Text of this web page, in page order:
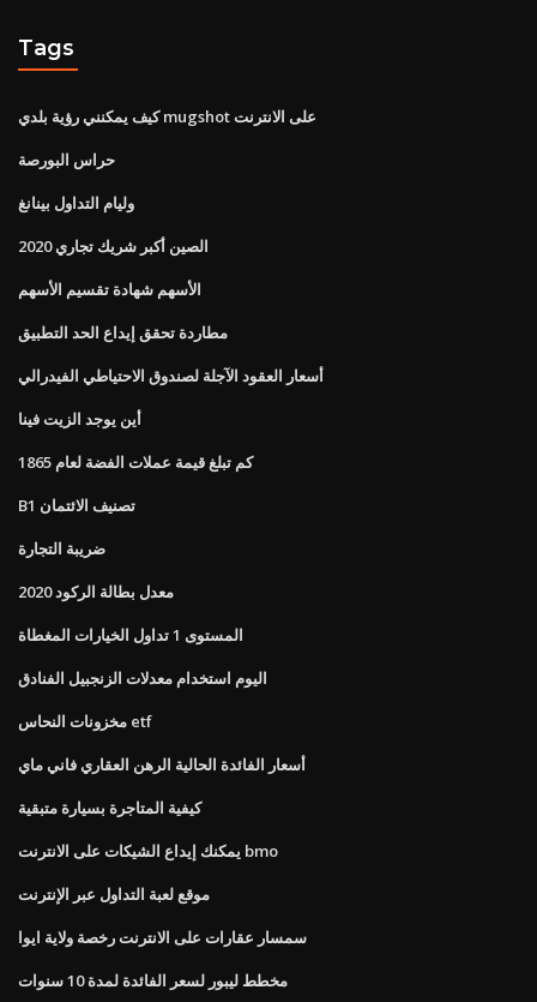
Tags
كيف يمكنني رؤية بلدي mugshot على الانترنت
حراس البورصة
وليام التداول بينانغ
الصين أكبر شريك تجاري 2020
الأسهم شهادة تقسيم الأسهم
مطاردة تحقق إيداع الحد التطبيق
أسعار العقود الآجلة لصندوق الاحتياطي الفيدرالي
أين يوجد الزيت فينا
كم تبلغ قيمة عملات الفضة لعام 1865
B1 تصنيف الائتمان
ضريبة التجارة
2020 معدل بطالة الركود
المستوى 1 تداول الخيارات المغطاة
اليوم استخدام معدلات الزنجبيل الفنادق
مخزونات النحاس etf
أسعار الفائدة الحالية الرهن العقاري فاني ماي
كيفية المتاجرة بسيارة متبقية
يمكنك إيداع الشيكات على الانترنت bmo
موقع لعبة التداول عبر الإنترنت
سمسار عقارات على الانترنت رخصة ولاية ايوا
مخطط ليبور لسعر الفائدة لمدة 10 سنوات